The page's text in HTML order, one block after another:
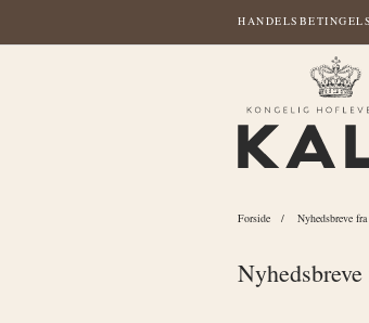
Forside Nyhedsbreve